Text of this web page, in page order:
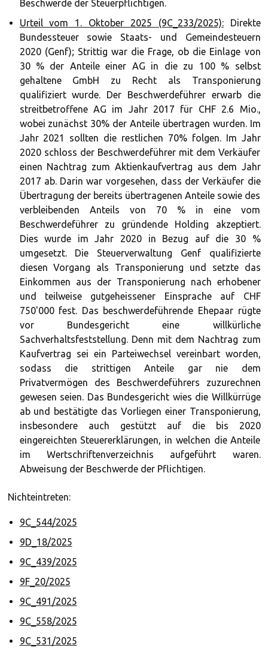
Beschwerde der Steuerpflichtigen.
Urteil vom 1. Oktober 2025 (9C_233/2025):Direkte
Bundessteuer sowie Staats- und Gemeindesteuern
2020 (Genf); Strittig war die Frage, ob die Einlage von
30 % der Anteile einer AG in die zu 100 % selbst
gehaltene GmbH zu Recht als Transponierung
qualifiziert wurde. Der Beschwerdeführer erwarb die
streitbetroffene AG im Jahr 2017 für CHF 2.6 Mio.,
wobei zunächst 30% der Anteile übertragen wurden. Im
Jahr 2021 sollten die restlichen 70% folgen. Im Jahr
2020 schloss der Beschwerdeführer mit dem Verkäufer
einen Nachtrag zum Aktienkaufvertrag aus dem Jahr
2017 ab. Darin war vorgesehen, dass der Verkäufer die
Übertragung der bereits übertragenen Anteile sowie des
verbleibenden Anteils von 70 % in eine vom
Beschwerdeführer zu gründende Holding akzeptiert.
Dies wurde im Jahr 2020 in Bezug auf die 30 %
umgesetzt. Die Steuerverwaltung Genf qualifizierte
diesen Vorgang als Transponierung und setzte das
Einkommen aus der Transponierung nach erhobener
und teilweise gutgeheissener Einsprache auf CHF
750'000 fest. Das beschwerdeführende Ehepaar rügte
vor Bundesgericht eine willkürliche
Sachverhaltsfeststellung. Denn mit dem Nachtrag zum
Kaufvertrag sei ein Parteiwechsel vereinbart worden,
sodass die strittigen Anteile gar nie dem
Privatvermögen des Beschwerdeführers zuzurechnen
gewesen seien. Das Bundesgericht wies die Willkürrüge
ab und bestätigte das Vorliegen einer Transponierung,
insbesondere auch gestützt auf die bis 2020
eingereichten Steuererklärungen, in welchen die Anteile
im Wertschriftenverzeichnis aufgeführt waren.
Abweisung der Beschwerde der Pflichtigen.
Nichteintreten:
9C_544/2025
9D_18/2025
9C_439/2025
9F_20/2025
9C_491/2025
9C_558/2025
9C_531/2025